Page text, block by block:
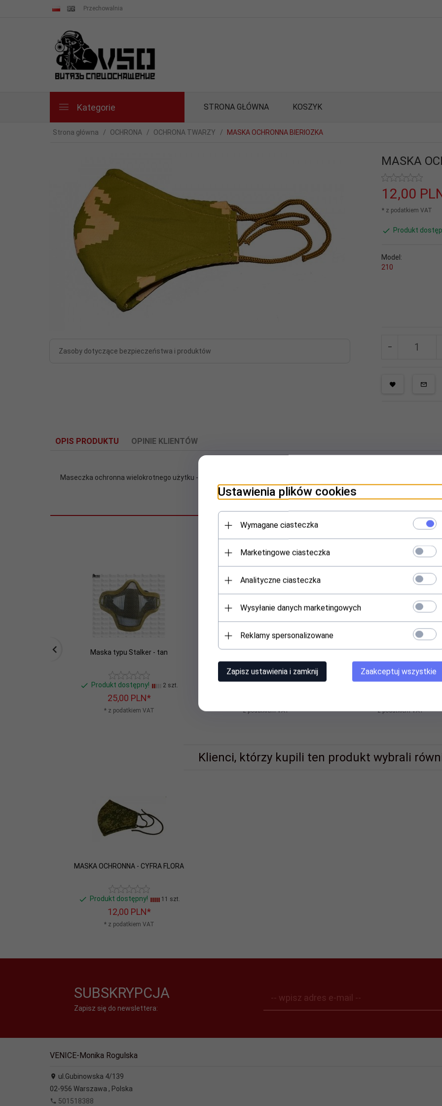
Przechowalnia
Kategorie STRONA GŁÓWNA KOSZYK
Strona główna OCHRONA OCHRONA TWARZY MASKA OCHRONNA BIERIOZKA
Zasoby dotyczące bezpieczeństwa i produktów
MASKA
12,00
* z podatkiem VAT
Produkt
Model:
210
OPIS PRODUKTU OPINIE KLIENTÓW
Maseczka ochronna wielokrotnego użytku - płynna regulacja mocowania na uszach
Polecamy
Maska typu Stalker - tan
Produkt dostępny! 2 szt.
25,00 PLN*
* z podatkiem VAT
Maska typu Stalker - czarna z
czaszką
* z podatkiem VAT
DUŻA STALOWA MASKA
V.2 - ATAK-FG [CS]
* z podatkiem VAT
Klienci, którzy kupili ten produkt wybrali
MASKA OCHRONNA - CYFRA FLORA
Produkt dostępny! 11 szt.
12,00 PLN*
* z podatkiem VAT
SUBSKRYPCJA
Zapisz się do newslettera:
-- wpisz adres e-mail --
VENICE-Monika Rogulska
ul.Gubinowska 4/139
02-956 Warszawa , Polska
501518388
Ustawienia plików cookies
Wymagane ciasteczka
Marketingowe ciasteczka
Analityczne ciasteczka
Wysyłanie danych marketingowych
Reklamy spersonalizowane
Zapisz ustawienia i zamknij Zaakceptuj wszystkie